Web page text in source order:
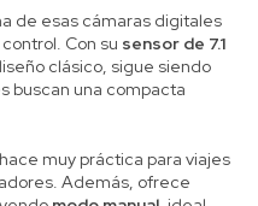
de esas cámaras digitales
Con su sensor de 7.1
clásico, sigue siendo
buscan una compacta
hace muy práctica para viajes
Además, ofrece